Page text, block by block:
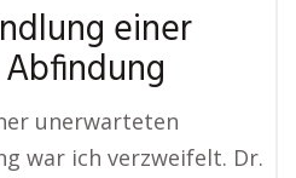
einer
unerwarteten
war ich verzweifelt. Dr.